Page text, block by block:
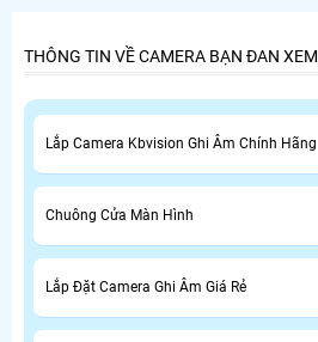
THÔNG TIN VỀ CAMERA BẠN ĐAN XEM
Lắp Camera Kbvision Ghi Âm Chính Hãng
Chuông Cửa Màn Hình
Lắp Đặt Camera Ghi Âm Giá Rẻ